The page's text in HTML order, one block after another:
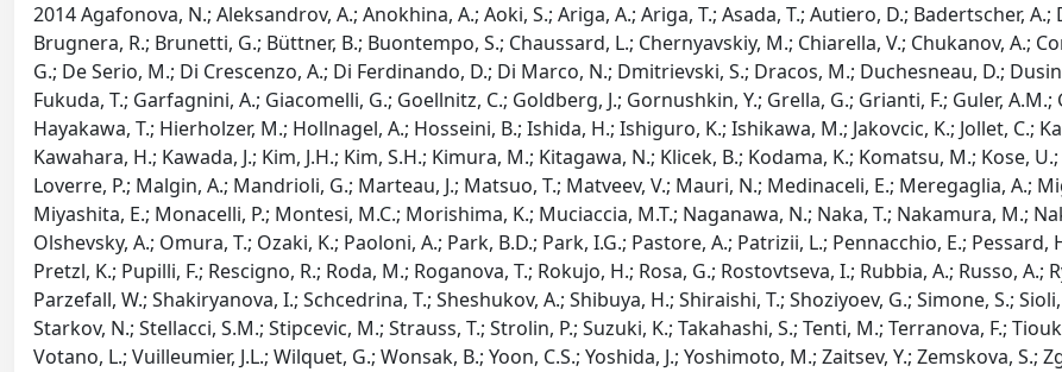
2014 Agafonova, N.; Aleksandrov, A.; Anokhina, A.; Aoki, S.; Ariga, A.; Ariga, T.; Asada, T.; Autiero, D.; Badertscher,
Brugnera, R.; Brunetti, G.; Büttner, B.; Buontempo, S.; Chaussard, L.; Chernyavskiy, M.; Chiarella, V.; Chukanov, A.;
G.; De Serio, M.; Di Crescenzo, A.; Di Ferdinando, D.; Di Marco, N.; Dmitrievski, S.; Dracos, M.; Duchesneau, D.;
Fukuda, T.; Garfagnini, A.; Giacomelli, G.; Goellnitz, C.; Goldberg, J.; Gornushkin, Y.; Grella, G.; Grianti, F.; Guler,
Hayakawa, T.; Hierholzer, M.; Hollnagel, A.; Hosseini, B.; Ishida, H.; Ishiguro, K.; Ishikawa, M.; Jakovcic, K.; Jollet, C.;
Kawahara, H.; Kawada, J.; Kim, J.H.; Kim, S.H.; Kimura, M.; Kitagawa, N.; Klicek, B.; Kodama, K.; Komatsu, M.; Kose,
Loverre, P.; Malgin, A.; Mandrioli, G.; Marteau, J.; Matsuo, T.; Matveev, V.; Mauri, N.; Medinaceli, E.; Meregaglia, A.;
Miyashita, E.; Monacelli, P.; Montesi, M.C.; Morishima, K.; Muciaccia, M.T.; Naganawa, N.; Naka, T.; Nakamura, M.;
Olshevsky, A.; Omura, T.; Ozaki, K.; Paoloni, A.; Park, B.D.; Park, I.G.; Pastore, A.; Patrizii, L.; Pennacchio, E.;
Pretzl, K.; Pupilli, F.; Rescigno, R.; Roda, M.; Roganova, T.; Rokujo, H.; Rosa, G.; Rostovtseva, I.; Rubbia, A.; Russo, A.;
Parzefall, W.; Shakiryanova, I.; Schcedrina, T.; Sheshukov, A.; Shibuya, H.; Shiraishi, T.; Shoziyoev, G.; Simone, S.;
Starkov, N.; Stellacci, S.M.; Stipcevic, M.; Strauss, T.; Strolin, P.; Suzuki, K.; Takahashi, S.; Tenti, M.; Terranova, F.;
Votano, L.; Vuilleumier, J.L.; Wilquet, G.; Wonsak, B.; Yoon, C.S.; Yoshida, J.; Yoshimoto, M.; Zaitsev, Y.; Zemskova, S.;